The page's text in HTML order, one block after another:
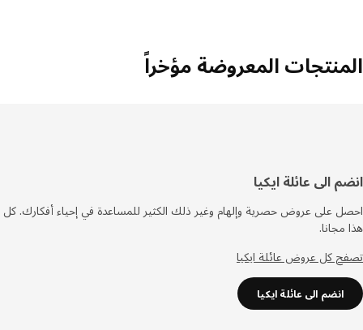
المنتجات المعروضة مؤخراً
أسفل
الصفحة
انضم الى عائلة ايكيا
احصل على عروض حصرية وإلهام وغير ذلك الكثير للمساعدة في إحياء أفكارك. كل
هذا مجانا.
تصفح كل عروض عائلة ايكيا
انضم الى عائلة ايكيا